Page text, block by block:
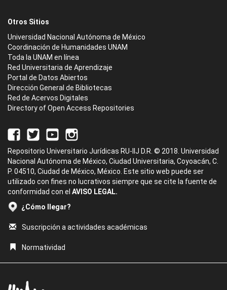
Otros Sitios
Universidad Nacional Autónoma de México
Coordinación de Humanidades UNAM
Toda la UNAM en línea
Red Universitaria de Aprendizaje
Portal de Datos Abiertos
Dirección General de Bibliotecas
Red de Acervos Digitales
Directory of Open Access Repositories
Repositorio Universitario Jurídicas RU-IIJ D.R. © 2018. Universidad
Nacional Autónoma de México, Ciudad Universitaria, Coyoacán, C.
P. 04510, Ciudad de México, México. Este sitio web puede ser
utilizado con fines no lucrativos siempre que se cite la fuente de
conformidad con el AVISO LEGAL.
¿Cómo llegar?
Suscripción a actividades académicas
Normatividad